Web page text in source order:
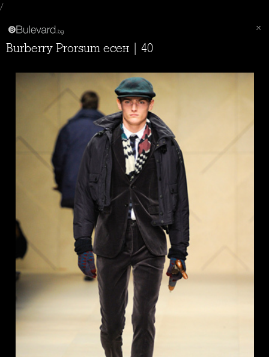
/
Burberry Prorsum есен | 40